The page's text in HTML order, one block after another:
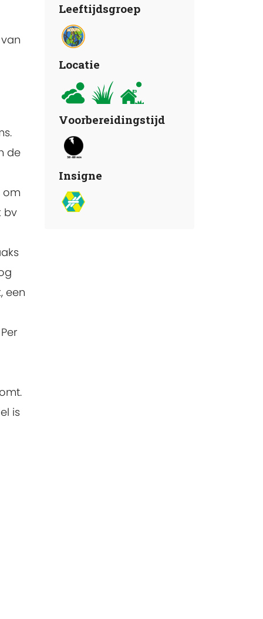
de
om
bv
een
is
Leeftijdsgroep
Locatie
Voorbereidingstijd
Insigne